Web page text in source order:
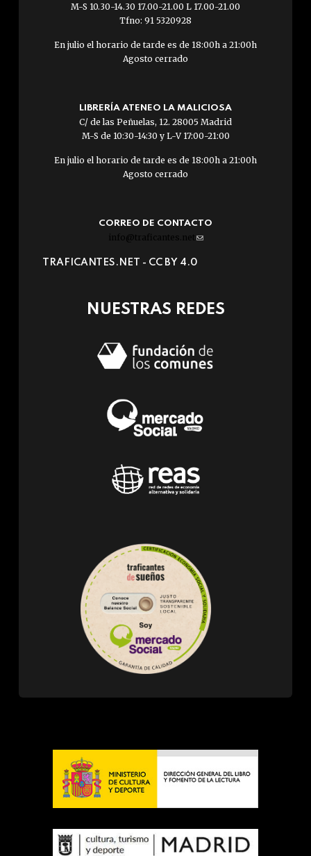
M-S 10.30-14.30 17.00-21.00 L 17.00-21.00
Tfno: 91 5320928
En julio el horario de tarde es de 18:00h a 21:00h
Agosto cerrado
LIBRERÍA ATENEO LA MALICIOSA
C/ de las Peñuelas, 12. 28005 Madrid
M-S de 10:30-14:30 y L-V 17:00-21:00
En julio el horario de tarde es de 18:00h a 21:00h
Agosto cerrado
CORREO DE CONTACTO
info@traficantes.net (link
e-
TRAFICANTES.NET - CC BY 4.0
NUESTRAS REDES